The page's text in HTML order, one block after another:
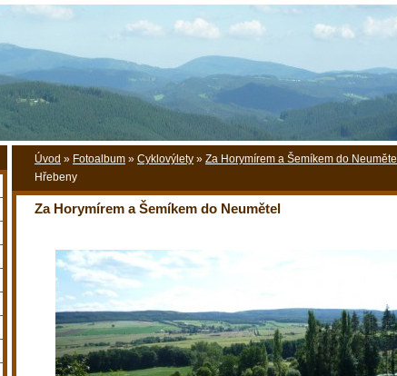
Úvod » Fotoalbum » Cyklovýlety » Za Horymírem a Šemíkem do Neumětel
Hřebeny
Za Horymírem a Šemíkem do Neumětel